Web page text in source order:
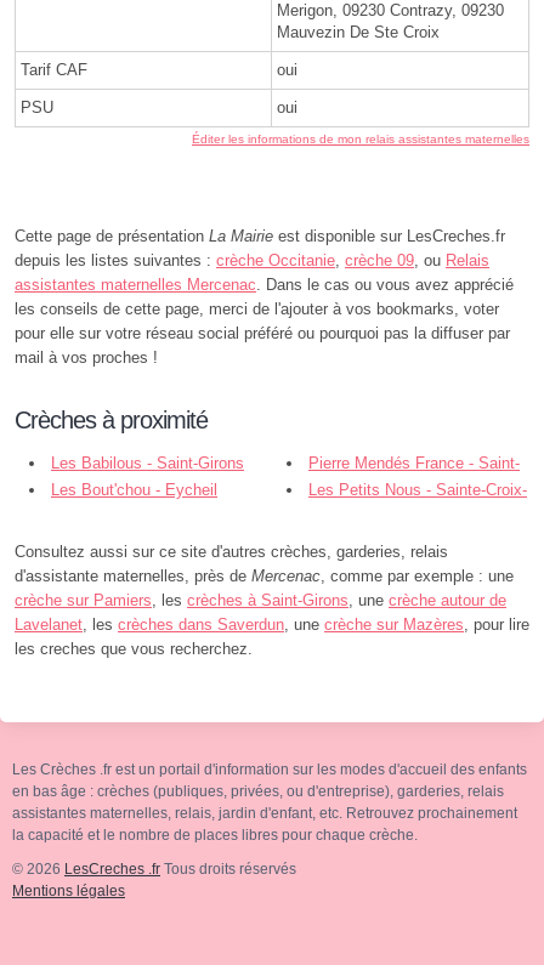
Merigon, 09230 Contrazy, 09230
Mauvezin De Ste Croix
Tarif CAF oui
PSU oui
Éditer les informations de mon relais assistantes maternelles
Cette page de présentation La Mairie est disponible sur LesCreches.fr
depuis les listes suivantes : crèche Occitanie, crèche 09, ou Relais
assistantes maternelles Mercenac. Dans le cas ou vous avez apprécié
les conseils de cette page, merci de l'ajouter à vos bookmarks, voter
pour elle sur votre réseau social préféré ou pourquoi pas la diffuser par
mail à vos proches !
Crèches à proximité
Les Babilous - Saint-Girons
Pierre Mendés France - Saint-
Girons
Les Bout'chou - Eycheil
Les Petits Nous - Sainte-Croix-
Consultez aussi sur ce site d'autres crèches, garderies, relais
d'assistante maternelles, près de Mercenac, comme par exemple : une
crèche sur Pamiers, les crèches à Saint-Girons, une crèche autour de
Lavelanet, les crèches dans Saverdun, une crèche sur Mazères, pour lire
les creches que vous recherchez.
Les Crèches .fr est un portail d'information sur les modes d'accueil des enfants
en bas âge : crèches (publiques, privées, ou d'entreprise), garderies, relais
assistantes maternelles, relais, jardin d'enfant, etc. Retrouvez prochainement
la capacité et le nombre de places libres pour chaque crèche.
© 2026 LesCreches .fr Tous droits réservés
Mentions légales